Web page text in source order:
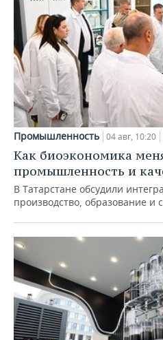
Промышленность 04 авг, 10:20
Как биоэкономика
промышленность и
В Татарстане обсудили
производство, образование и